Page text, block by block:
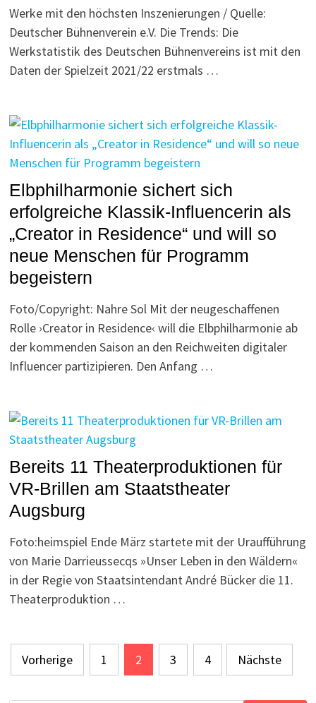
Werke mit den höchsten Inszenierungen / Quelle:
Deutscher Bühnenverein e.V. Die Trends: Die
Werkstatistik des Deutschen Bühnenvereins ist mit den
Daten der Spielzeit 2021/22 erstmals …
Elbphilharmonie sichert sich
erfolgreiche Klassik-Influencerin als
„Creator in Residence“ und will so
neue Menschen für Programm
begeistern
Foto/Copyright: Nahre Sol Mit der neugeschaffenen
Rolle ›Creator in Residence‹ will die Elbphilharmonie ab
der kommenden Saison an den Reichweiten digitaler
Influencer partizipieren. Den Anfang …
Bereits 11 Theaterproduktionen für
VR-Brillen am Staatstheater
Augsburg
Foto:heimspiel Ende März startete mit der Uraufführung
von Marie Darrieussecqs »Unser Leben in den Wäldern«
in der Regie von Staatsintendant André Bücker die 11.
Theaterproduktion …
Seitennummerierung
der
Vorherige 1 2 3 4 Nächste